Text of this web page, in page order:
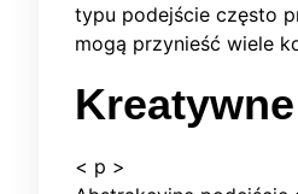
typu podejście często
mogą przynieść wiele
< p >